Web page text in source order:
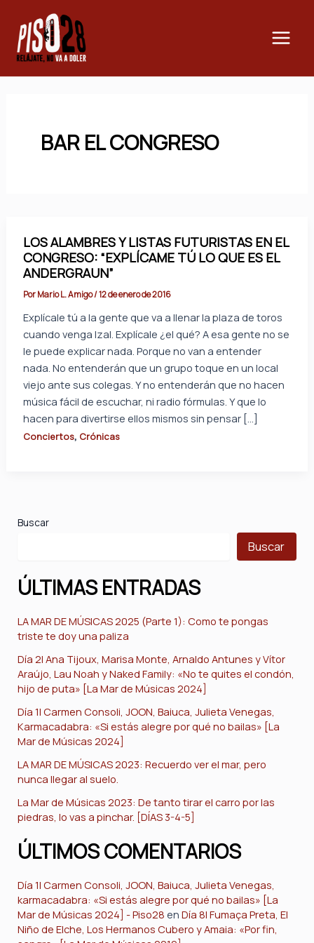
contenido
BAR EL CONGRESO
LOS ALAMBRES Y LISTAS FUTURISTAS EN EL
CONGRESO: “EXPLÍCAME TÚ LO QUE ES EL
ANDERGRAUN”
PorMario L. Amigo/12 de enero de 2016
Explícale tú a la gente que va a llenar la plaza de toros
cuando venga Izal. Explícale ¿el qué? A esa gente no se
le puede explicar nada. Porque no van a entender
nada. No entenderán que un grupo toque en un local
viejo ante sus colegas. Y no entenderán que no hacen
música fácil de escuchar, ni radio fórmulas. Y que lo
hacen para divertirse ellos mismos sin pensar […]
Conciertos, Crónicas
Buscar
Buscar
ÚLTIMAS ENTRADAS
LA MAR DE MÚSICAS 2025 (Parte 1): Como te pongas
triste te doy una paliza
Día 2| Ana Tijoux, Marisa Monte, Arnaldo Antunes y Vítor
Araújo, Lau Noah y Naked Family: «No te quites el condón,
hijo de puta» [La Mar de Músicas 2024]
Día 1| Carmen Consoli, JOON, Baiuca, Julieta Venegas,
Karmacadabra: «Si estás alegre por qué no bailas» [La
Mar de Músicas 2024]
LA MAR DE MÚSICAS 2023: Recuerdo ver el mar, pero
nunca llegar al suelo.
La Mar de Músicas 2023: De tanto tirar el carro por las
piedras, lo vas a pinchar. [DÍAS 3-4-5]
ÚLTIMOS COMENTARIOS
Día 1| Carmen Consoli, JOON, Baiuca, Julieta Venegas,
karmacadabra: «Si estás alegre por qué no bailas» [La
Mar de Músicas 2024] - Piso28 enDía 8| Fumaça Preta, El
Niño de Elche, Los Hermanos Cubero y Amaia: «Por fin,